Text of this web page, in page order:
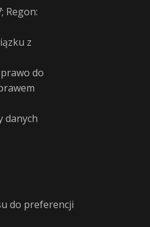
Regon:
z
do
danych
do preferencji